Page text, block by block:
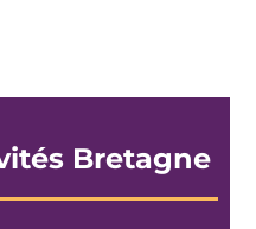
Bretagne